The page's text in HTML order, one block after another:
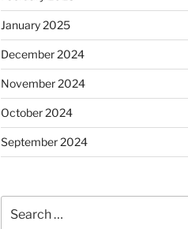
January 2025
December 2024
November 2024
October 2024
September 2024
for: